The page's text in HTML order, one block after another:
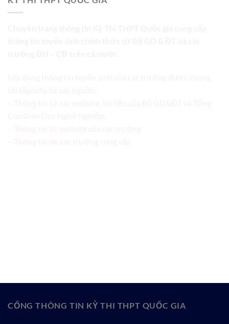
CỔNG THÔNG TIN KỲ THI THPT QUỐC GIA